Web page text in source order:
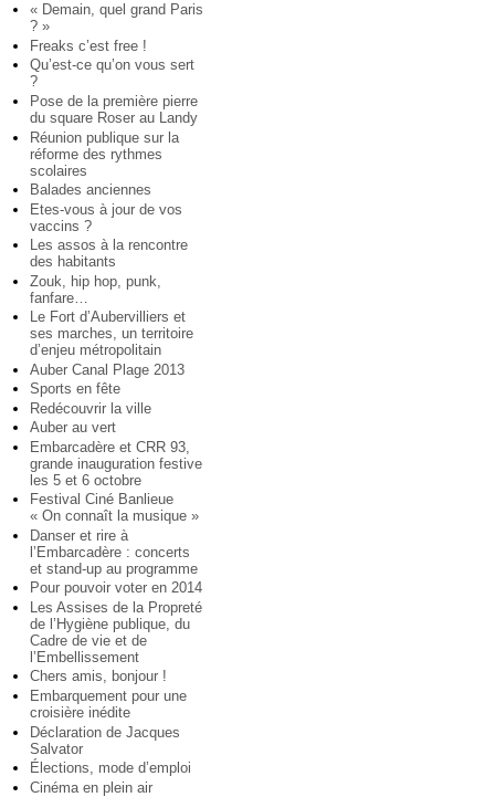
« Demain, quel grand Paris
? »
Freaks c’est free !
Qu’est-ce qu’on vous sert
?
Pose de la première pierre
du square Roser au Landy
Réunion publique sur la
réforme des rythmes
scolaires
Balades anciennes
Etes-vous à jour de vos
vaccins ?
Les assos à la rencontre
des habitants
Zouk, hip hop, punk,
fanfare…
Le Fort d’Aubervilliers et
ses marches, un territoire
d’enjeu métropolitain
Auber Canal Plage 2013
Sports en fête
Redécouvrir la ville
Auber au vert
Embarcadère et CRR 93,
grande inauguration festive
les 5 et 6 octobre
Festival Ciné Banlieue
« On connaît la musique »
Danser et rire à
l’Embarcadère : concerts
et stand-up au programme
Pour pouvoir voter en 2014
Les Assises de la Propreté
de l’Hygiène publique, du
Cadre de vie et de
l’Embellissement
Chers amis, bonjour !
Embarquement pour une
croisière inédite
Déclaration de Jacques
Salvator
Élections, mode d’emploi
Cinéma en plein air